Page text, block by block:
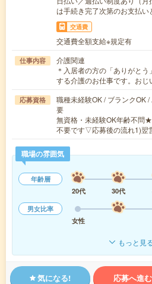
は手続き完了次第のお支払い
交通費
交通費全額支給※規定有
仕事内容
介護関連
＊入居者の方の「ありがと
する介護のお仕事です。お
応募資格
職種未経験OK / ブランクOK
要
無資格・未経験OK年齢不問
不要です▽応募後の流れ1)翌
職場の雰囲気
年齢層
20代
30代
男女比率
女性
もっと見
気になる! 応募へ進む